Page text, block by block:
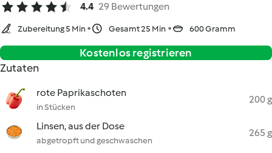
4.4 29 Bewertungen
Zubereitung 5 Min Gesamt 25 Min 600 Gramm
Kostenlos registrieren
Zutaten
rote Paprikaschoten
in Stücken
200 g
Linsen, aus der Dose
abgetropft und geschwaschen
265 g